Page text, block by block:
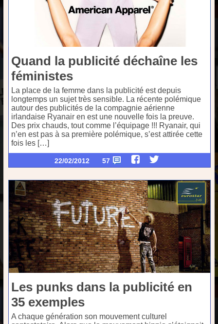
Quand la publicité déchaîne les
féministes
La place de la femme dans la publicité est depuis
longtemps un sujet très sensible. La récente polémique
autour des publicités de la compagnie aérienne
irlandaise Ryanair en est une nouvelle fois la preuve.
Des prix chauds, tout comme l’équipage !!! Ryanair, qui
n’en est pas à sa première polémique, s’est attirée cette
fois les […]
22/02/2012 57
Les punks dans la publicité en
35 exemples
A chaque génération son mouvement culturel